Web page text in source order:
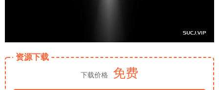
资源下载
下载价格 免费